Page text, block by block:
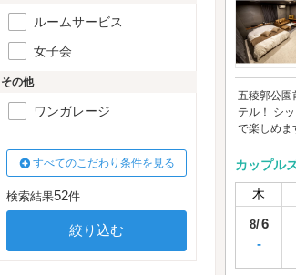
五稜郭公園
テル！ シ
で楽しめま
カップル
木
8/6
-
ルームサービス
女子会
その他
ワンガレージ
すべてのこだわり条件を見る
検索結果52件